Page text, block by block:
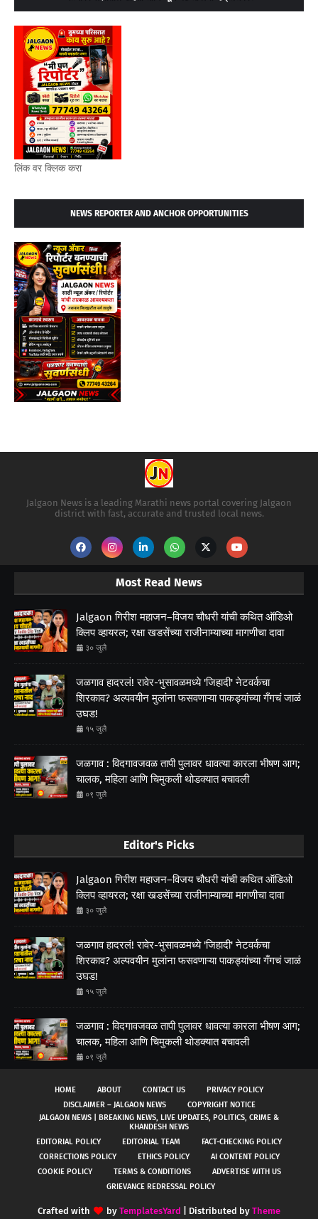
लिंक वर क्लिक करा
NEWS REPORTER AND ANCHOR OPPORTUNITIES
Jalgaon News is a leading Marathi news portal covering Jalgaon
district with fast, accurate and trusted local news.
Most Read News
Jalgaon गिरीश महाजन–विजय चौधरी यांची कथित ऑडिओ
क्लिप व्हायरल; रक्षा खडसेंच्या राजीनाम्याच्या मागणीचा दावा
३० जुलै
जळगाव हादरलं! रावेर-भुसावळमध्ये 'जिहादी' नेटवर्कचा
शिरकाव? अल्पवयीन मुलांना फसवणाऱ्या पाकड्यांच्या गँगचं जाळं
उघड!
१५ जुलै
जळगाव : विदगावजवळ तापी पुलावर धावत्या कारला भीषण आग;
चालक, महिला आणि चिमुकली थोडक्यात बचावली
०९ जुलै
Editor's Picks
Jalgaon गिरीश महाजन–विजय चौधरी यांची कथित ऑडिओ
क्लिप व्हायरल; रक्षा खडसेंच्या राजीनाम्याच्या मागणीचा दावा
३० जुलै
जळगाव हादरलं! रावेर-भुसावळमध्ये 'जिहादी' नेटवर्कचा
शिरकाव? अल्पवयीन मुलांना फसवणाऱ्या पाकड्यांच्या गँगचं जाळं
उघड!
१५ जुलै
जळगाव : विदगावजवळ तापी पुलावर धावत्या कारला भीषण आग;
चालक, महिला आणि चिमुकली थोडक्यात बचावली
०९ जुलै
HOME ABOUT CONTACT US
PRIVACY POLICY
DISCLAIMER – JALGAON NEWS
COPYRIGHT NOTICE
JALGAON NEWS | BREAKING NEWS, LIVE UPDATES, POLITICS, CRIME &
KHANDESH NEWS
EDITORIAL POLICY
EDITORIAL TEAM
FACT-CHECKING POLICY
CORRECTIONS POLICY
ETHICS POLICY
AI CONTENT POLICY
COOKIE POLICY
TERMS & CONDITIONS
ADVERTISE WITH US
GRIEVANCE REDRESSAL POLICY
Crafted with by TemplatesYard | Distributed by Theme